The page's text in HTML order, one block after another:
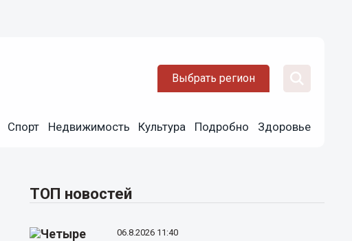
Выбрать регион
Спорт Недвижимость Культура Подробно Здоровье
ТОП новостей
06.8.2026 11:40